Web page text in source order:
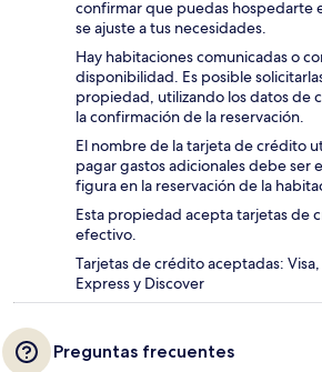
confirmar que puedas hospedarte
se ajuste a tus necesidades.
Hay habitaciones comunicadas o
disponibilidad. Es posible
propiedad, utilizando los datos de
la confirmación de la reservación.
El nombre de la tarjeta de crédito
pagar gastos adicionales debe ser
figura en la reservación de la
Esta propiedad acepta tarjetas de
efectivo.
Tarjetas de crédito aceptadas:
Express y Discover
Preguntas frecuentes